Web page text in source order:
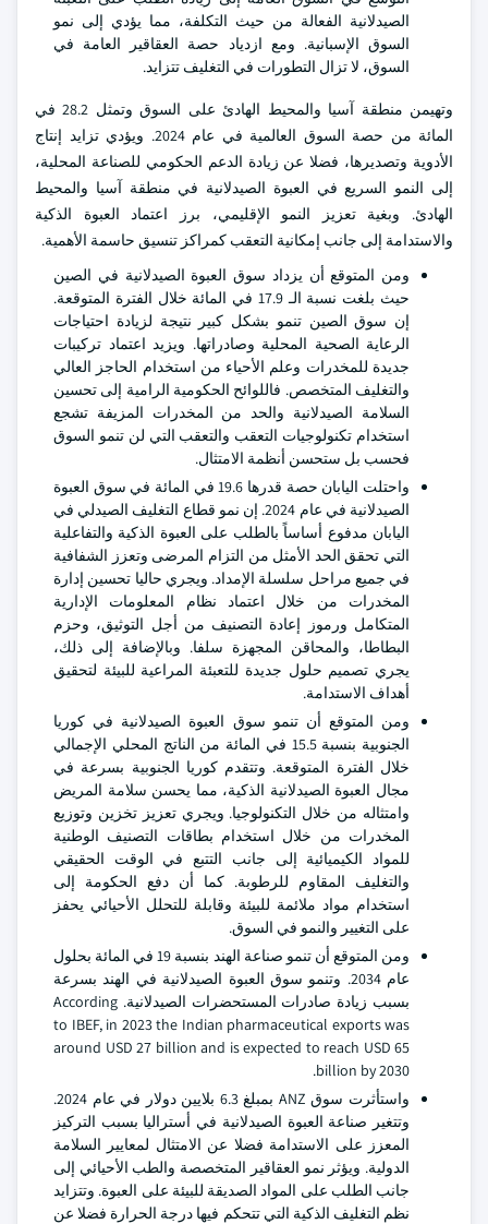
الصيدلانية الفعالة من حيث التكلفة، مما يؤدي إلى نمو
السوق الإسبانية. ومع ازدياد حصة العقاقير العامة في
السوق، لا تزال التطورات في التغليف تتزايد.
وتهيمن منطقة آسيا والمحيط الهادئ على السوق وتمثل 28.2 في
المائة من حصة السوق العالمية في عام 2024. ويؤدي تزايد إنتاج
الأدوية وتصديرها، فضلا عن زيادة الدعم الحكومي للصناعة المحلية،
إلى النمو السريع في العبوة الصيدلانية في منطقة آسيا والمحيط
الهادئ. وبغية تعزيز النمو الإقليمي، برز اعتماد العبوة الذكية
والاستدامة إلى جانب إمكانية التعقب كمراكز تنسيق حاسمة الأهمية.
ومن المتوقع أن يزداد سوق العبوة الصيدلانية في الصين
حيث بلغت نسبة الـ 17.9 في المائة خلال الفترة المتوقعة.
إن سوق الصين تنمو بشكل كبير نتيجة لزيادة احتياجات
الرعاية الصحية المحلية وصادراتها. ويزيد اعتماد تركيبات
جديدة للمخدرات وعلم الأحياء من استخدام الحاجز العالي
والتغليف المتخصص. فاللوائح الحكومية الرامية إلى تحسين
السلامة الصيدلانية والحد من المخدرات المزيفة تشجع
استخدام تكنولوجيات التعقب والتعقب التي لن تنمو السوق
فحسب بل ستحسن أنظمة الامتثال.
واحتلت اليابان حصة قدرها 19.6 في المائة في سوق العبوة
الصيدلانية في عام 2024. إن نمو قطاع التغليف الصيدلي في
اليابان مدفوع أساساً بالطلب على العبوة الذكية والتفاعلية
التي تحقق الحد الأمثل من التزام المرضى وتعزز الشفافية
في جميع مراحل سلسلة الإمداد. ويجري حاليا تحسين إدارة
المخدرات من خلال اعتماد نظام المعلومات الإدارية
المتكامل ورموز إعادة التصنيف من أجل التوثيق، وحزم
البطاطا، والمحاقن المجهزة سلفا. وبالإضافة إلى ذلك،
يجري تصميم حلول جديدة للتعبئة المراعية للبيئة لتحقيق
أهداف الاستدامة.
ومن المتوقع أن تنمو سوق العبوة الصيدلانية في كوريا
الجنوبية بنسبة 15.5 في المائة من الناتج المحلي الإجمالي
خلال الفترة المتوقعة. وتتقدم كوريا الجنوبية بسرعة في
مجال العبوة الصيدلانية الذكية، مما يحسن سلامة المريض
وامتثاله من خلال التكنولوجيا. ويجري تعزيز تخزين وتوزيع
المخدرات من خلال استخدام بطاقات التصنيف الوطنية
للمواد الكيميائية إلى جانب التتبع في الوقت الحقيقي
والتغليف المقاوم للرطوبة. كما أن دفع الحكومة إلى
استخدام مواد ملائمة للبيئة وقابلة للتحلل الأحيائي يحفز
على التغيير والنمو في السوق.
ومن المتوقع أن تنمو صناعة الهند بنسبة 19 في المائة بحلول
عام 2034. وتنمو سوق العبوة الصيدلانية في الهند بسرعة
بسبب زيادة صادرات المستحضرات الصيدلانية. According
to IBEF, in 2023 the Indian pharmaceutical exports was
around USD 27 billion and is expected to reach USD 65
billion by 2030.
واستأثرت سوق ANZ بمبلغ 6.3 بلايين دولار في عام 2024.
وتتغير صناعة العبوة الصيدلانية في أستراليا بسبب التركيز
المعزز على الاستدامة فضلا عن الامتثال لمعايير السلامة
الدولية. ويؤثر نمو العقاقير المتخصصة والطب الأحيائي إلى
جانب الطلب على المواد الصديقة للبيئة على العبوة. وتتزايد
نظم التغليف الذكية التي تتحكم فيها درجة الحرارة فضلا عن